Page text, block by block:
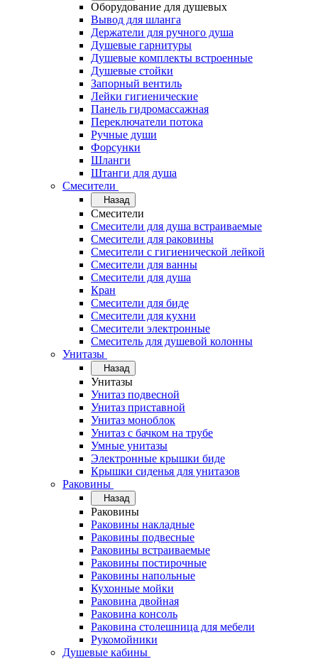
Оборудование для душевых
Вывод для шланга
Держатели для ручного душа
Душевые гарнитуры
Душевые комплекты встроенные
Душевые стойки
Запорный вентиль
Лейки гигиенические
Панель гидромассажная
Переключатели потока
Ручные души
Форсунки
Шланги
Штанги для душа
Смесители
Назад
Смесители
Смесители для душа встраиваемые
Смесители для раковины
Смесители с гигиенической лейкой
Смесители для ванны
Смесители для душа
Кран
Смесители для биде
Смесители для кухни
Смесители электронные
Смеситель для душевой колонны
Унитазы
Назад
Унитазы
Унитаз подвесной
Унитаз приставной
Унитаз моноблок
Унитаз с бачком на трубе
Умные унитазы
Электронные крышки биде
Крышки сиденья для унитазов
Раковины
Назад
Раковины
Раковины накладные
Раковины подвесные
Раковины встраиваемые
Раковины постирочные
Раковины напольные
Кухонные мойки
Раковина двойная
Раковина консоль
Раковина столешница для мебели
Рукомойники
Душевые кабины